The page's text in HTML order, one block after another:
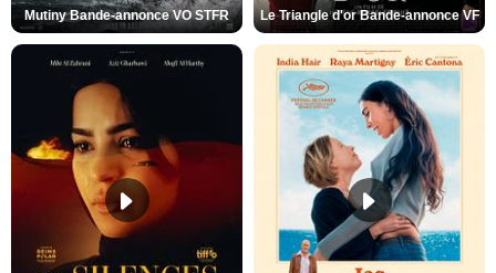
Mutiny Bande-annonce VO STFR Le Triangle d'or Bande-annonce VF